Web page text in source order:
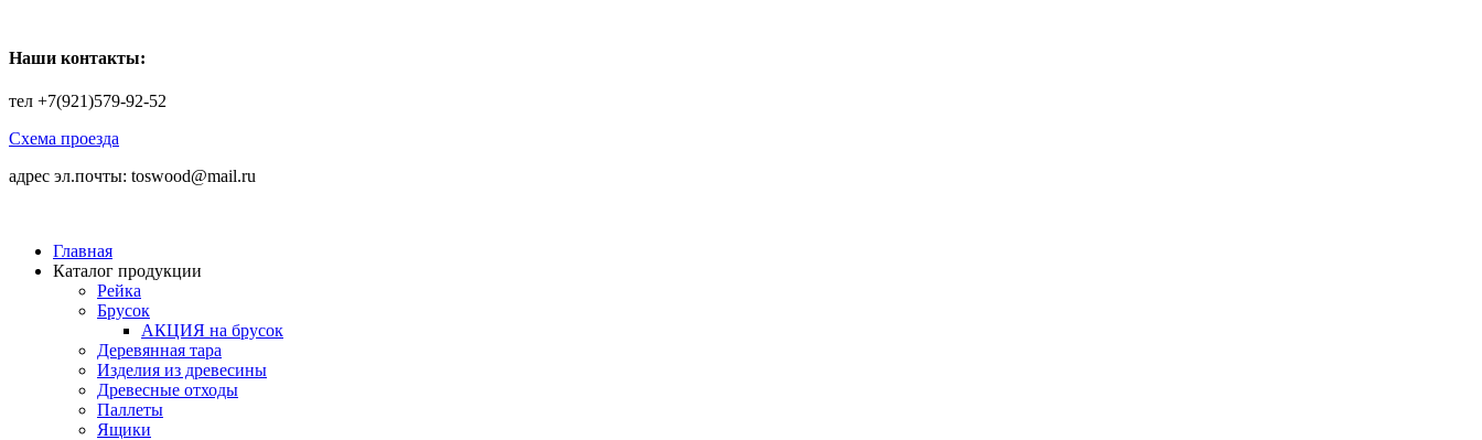
Наши контакты:
тел +7(921)579-92-52
Схема проезда
адрес эл.почты: toswood@mail.ru
Главная
Каталог продукции
Рейка
Брусок
АКЦИЯ на брусок
Деревянная тара
Изделия из древесины
Древесные отходы
Паллеты
Ящики